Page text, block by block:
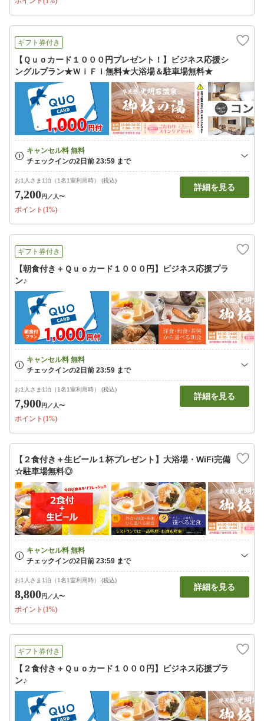
ギフト券付き
【Ｑｕｏカード１０００円プレゼント！】ビジネス応援シ
ングルプラン★ＷｉＦｉ無料★大浴場＆駐車場無料★
お1人さま1泊（1名1室利用時） (税込)
7,200円 ／人〜
ポイント(1%)
詳細を見る
ギフト券付き
【朝食付き＋Ｑｕｏカード１０００円】ビジネス応援プラ
ン♪
お1人さま1泊（1名1室利用時） (税込)
7,900円 ／人〜
ポイント(1%)
詳細を見る
【２食付き＋生ビール１杯プレゼント】大浴場・WiFi完備
☆駐車場無料◎
お1人さま1泊（1名1室利用時） (税込)
8,800円 ／人〜
ポイント(1%)
詳細を見る
ギフト券付き
【２食付き＋Ｑｕｏカード１０００円】ビジネス応援プラ
ン♪